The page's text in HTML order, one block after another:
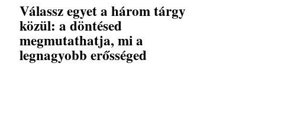
Válassz egyet a három tárgy
közül: a döntésed
megmutathatja, mi a
legnagyobb erősséged